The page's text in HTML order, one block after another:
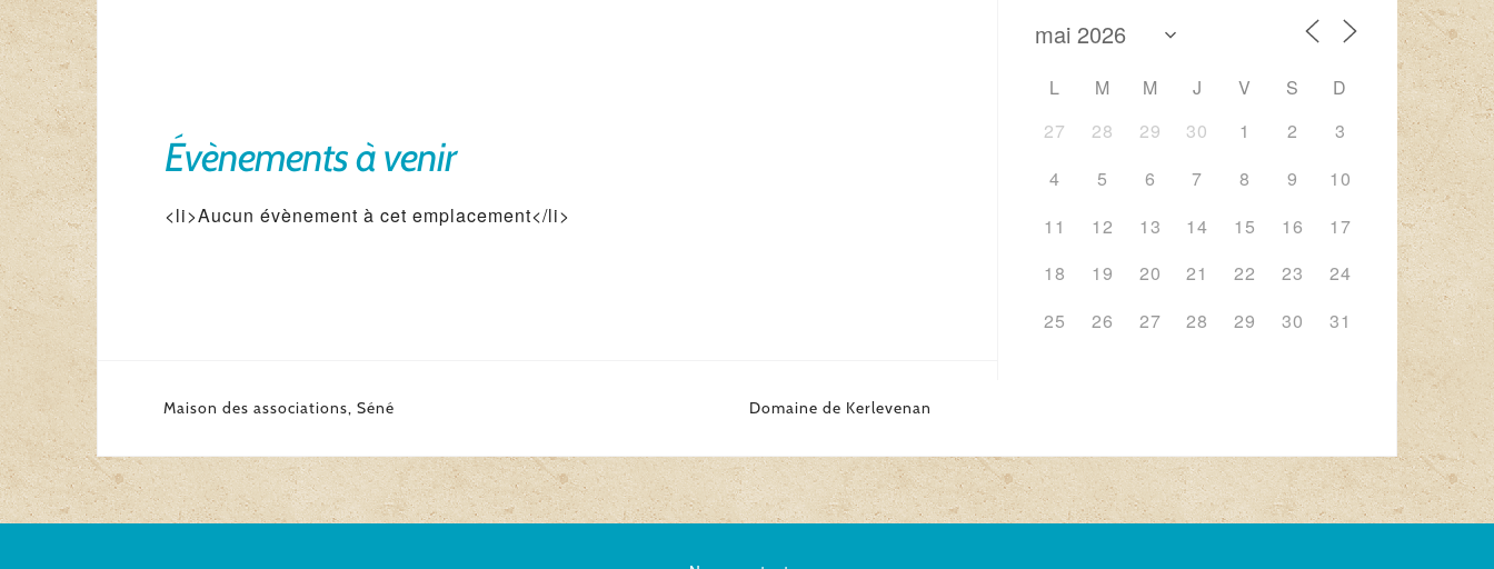
Évènements à venir
<li>Aucun évènement à cet emplacement</li>
Navigation
l’article
Maison des associations, Séné Domaine de Kerlevenan
L M M J V S
D
27
28 29 30 1 2
3
4
5 6 7 8 9
10
11
12 13 14 15 16
17
18
19 20 21 22 23
24
25
26 27 28 29 30 31